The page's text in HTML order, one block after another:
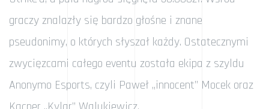
graczy znalazły się bardzo głośne i znane
pseudonimy, o których słyszał każdy. Ostatecznymi
zwycięzcami całego eventu została ekipa z szyldu
Anonymo Esports, czyli Paweł „innocent” Mocek oraz